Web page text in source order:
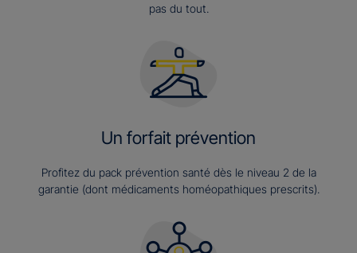
pas du tout.
Un forfait prévention
Profitez du pack prévention santé dès le niveau 2 de la
garantie (dont médicaments homéopathiques prescrits).